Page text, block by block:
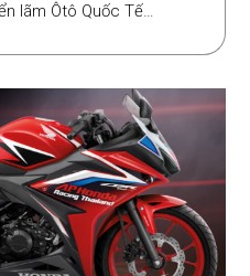
lãm Ôtô Quốc Tế